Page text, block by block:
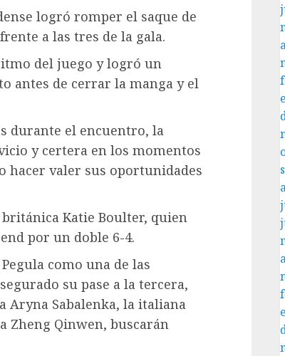
logró romper el saque de
a las tres de la gala.
del juego y logró un
antes de cerrar la manga y el
durante el encuentro, la
y certera en los momentos
hacer valer sus oportunidades
Katie Boulter, quien
por un doble 6-4.
como una de las
su pase a la tercera,
Aryna Sabalenka, la italiana
Zheng Qinwen, buscarán